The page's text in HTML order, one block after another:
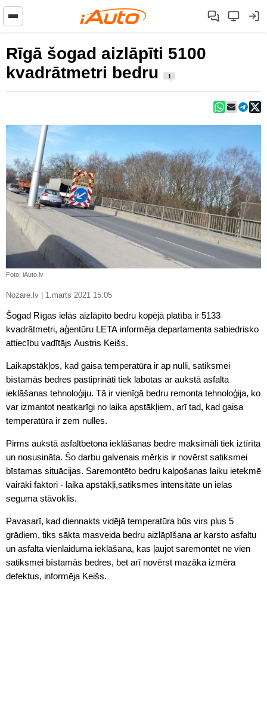
Rīgā šogad aizlāpīti 5100
kvadrātmetri bedru
1
Foto: iAuto.lv
Nozare.lv | 1.marts 2021 15:05
Šogad Rīgas ielās aizlāpīto bedru kopējā platība ir 5133
kvadrātmetri, aģentūru LETA informēja departamenta sabiedrisko
attiecību vadītājs Austris Keišs.
Laikapstākļos, kad gaisa temperatūra ir ap nulli, satiksmei
bīstamās bedres pastiprināti tiek labotas ar aukstā asfalta
ieklāšanas tehnoloģiju. Tā ir vienīgā bedru remonta tehnoloģija, ko
var izmantot neatkarīgi no laika apstākļiem, arī tad, kad gaisa
temperatūra ir zem nulles.
Pirms aukstā asfaltbetona ieklāšanas bedre maksimāli tiek iztīrīta
un nosusināta. Šo darbu galvenais mērķis ir novērst satiksmei
bīstamas situācijas. Saremontēto bedru kalpošanas laiku ietekmē
vairāki faktori - laika apstākļi,satiksmes intensitāte un ielas
seguma stāvoklis.
Pavasarī, kad diennakts vidējā temperatūra būs virs plus 5
grādiem, tiks sākta masveida bedru aizlāpīšana ar karsto asfaltu
un asfalta vienlaiduma ieklāšana, kas ļaujot saremontēt ne vien
satiksmei bīstamās bedres, bet arī novērst mazāka izmēra
defektus, informēja Keišs.